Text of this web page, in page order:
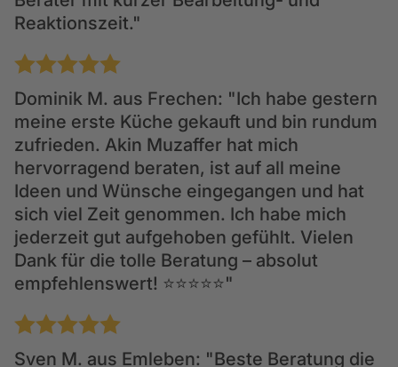
Reaktionszeit."
1 2 3 4 5
Dominik M. aus Frechen: "Ich habe gestern
meine erste Küche gekauft und bin rundum
zufrieden. Akin Muzaffer hat mich
hervorragend beraten, ist auf all meine
Ideen und Wünsche eingegangen und hat
sich viel Zeit genommen. Ich habe mich
jederzeit gut aufgehoben gefühlt. Vielen
Dank für die tolle Beratung – absolut
empfehlenswert! ⭐⭐⭐⭐⭐"
1 2 3 4 5
Sven M. aus Emleben: "Beste Beratung die